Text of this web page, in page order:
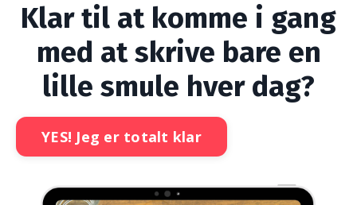
Klar til at komme i gang
med at skrive bare en
lille smule hver dag?
YES! Jeg er totalt klar